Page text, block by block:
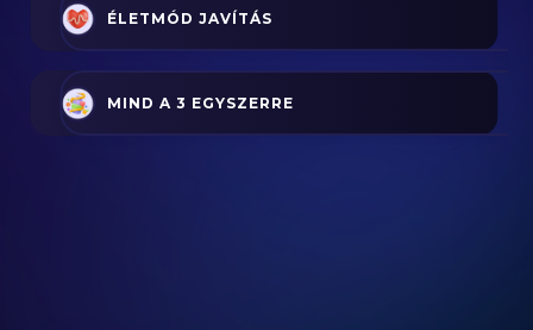
ÉLETMÓD JAVÍTÁS
MIND A 3 EGYSZERRE